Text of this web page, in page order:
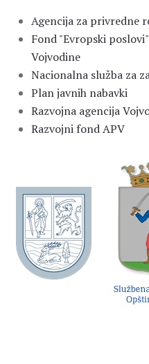
Agencija za privredne
Fond "Evropski
Vojvodine
Nacionalna služba za
Plan javnih nabavki
Razvojna agencija
Razvojni fond APV